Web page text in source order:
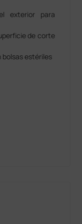
exterior para
de corte
bolsas estériles